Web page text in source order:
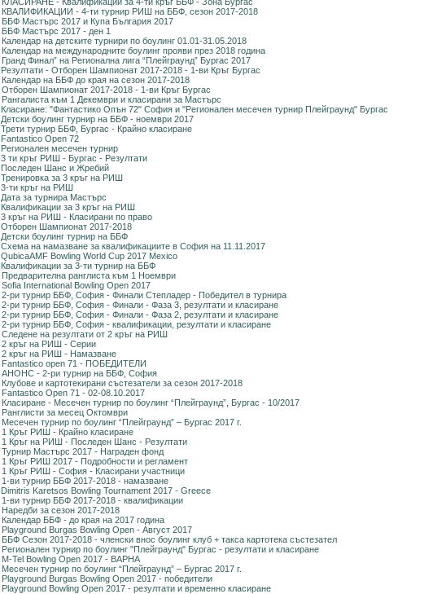
КВАЛИФИКАЦИИ - 4-ти турнир РИШ на ББФ, сезон 2017-2018
ББФ Мастърс 2017 и Купа България 2017
ББФ Мастърс 2017 - ден 1
Календар на детските турнири по боулинг 01.01-31.05.2018
Календар на международните боулинг прояви през 2018 година
Гранд Финал” на Регионална лига “Плейграунд” Бургас 2017
Резултати - Отборен Шампионат 2017-2018 - 1-ви Кръг Бургас
Календар на ББФ до края на сезон 2017-2018
Отборен Шампионат 2017-2018 - 1-ви Кръг Бургас
Рангалиста към 1 Декември и класирани за Мастърс
Класиране: "Фантастико Опън 72" София и "Регионален месечен турнир Плейграунд" Бургас
Детски боулинг турнир на ББФ - ноември 2017
Трети турнир ББФ, Бургас - Крайно класиране
Fantastico Open 72
Регионален месечен турнир
3 ти кръг РИШ - Бургас - Резултати
Последен Шанс и Жребий
Тренировка за 3 кръг на РИШ
3-ти кръг на РИШ
Дата за турнира Мастърс
Квалификации за 3 кръг на РИШ
3 кръг на РИШ - Класирани по право
Отборен Шампионат 2017-2018
Детски боулинг турнир на ББФ
Схема на намазване за квалификациите в София на 11.11.2017
QubicaAMF Bowling World Cup 2017 Mexico
Квалификации за 3-ти турнир на ББФ
Предварителна ранглиста към 1 Ноември
Sofia International Bowling Open 2017
2-ри турнир ББФ, София - Финали Степладер - Победител в турнира
2-ри турнир ББФ, София - Финали - Фаза 3, резултати и класиране
2-ри турнир ББФ, София - Финали - Фаза 2, резултати и класиране
2-ри турнир ББФ, София - квалификации, резултати и класиране
Следене на резултати от 2 кръг на РИШ
2 кръг на РИШ - Серии
2 кръг на РИШ - Намазване
Fantastico open 71 - ПОБЕДИТЕЛИ
АНОНС - 2-ри турнир на ББФ, София
Клубове и картотекирани състезатели за сезон 2017-2018
Fantastico Open 71 - 02-08.10.2017
Класиране - Месечен турнир по боулинг “Плейграунд”, Бургас - 10/2017
Ранглисти за месец Октомври
Месечен турнир по боулинг “Плейграунд” – Бургас 2017 г.
1 Кръг РИШ - Крайно класиране
1 Кръг на РИШ - Последен Шанс - Резултати
Турнир Мастърс 2017 - Награден фонд
1 Кръг РИШ 2017 - Подробности и регламент
1 Кръг РИШ - София - Класирани участници
1-ви турнир ББФ 2017-2018 - намазване
Dimitris Karetsos Bowling Tournament 2017 - Greece
1-ви турнир ББФ 2017-2018 - квалификации
Наредби за сезон 2017-2018
Календар ББФ - до края на 2017 година
Playground Burgas Bowling Open - Август 2017
ББФ Сезон 2017-2018 - членски внос боулинг клуб + такса картотека състезател
Регионален турнир по боулинг "Плейграунд" Бургас - резултати и класиране
M-Tel Bowling Open 2017 - ВАРНА
Месечен турнир по боулинг “Плейграунд” – Бургас 2017 г.
Playground Burgas Bowling Open 2017 - победители
Playground Bowling Open 2017 - резултати и временно класиране